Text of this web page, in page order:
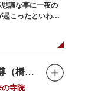
議な事に一夜の
起こったといわれ
浅草名所七福神 布袋尊（橋場不動尊）
の寺院